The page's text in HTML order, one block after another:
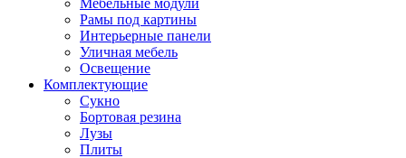
Рамы под картины
Интерьерные панели
Уличная мебель
Освещение
Комплектующие
Сукно
Бортовая резина
Лузы
Плиты